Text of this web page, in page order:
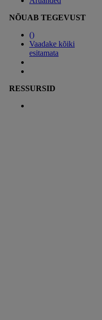
NÕUAB TEGEVUST
()
Vaadake kõiki
esitamata
RESSURSID